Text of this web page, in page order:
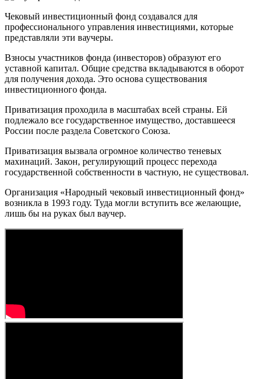
Чековый инвестиционный фонд создавался для
профессионального управления инвестициями, которые
представляли эти ваучеры.
Взносы участников фонда (инвесторов) образуют его
уставной капитал. Общие средства вкладываются в оборот
для получения дохода. Это основа существования
инвестиционного фонда.
Приватизация проходила в масштабах всей страны. Ей
подлежало все государственное имущество, доставшееся
России после раздела Советского Союза.
Приватизация вызвала огромное количество теневых
махинаций. Закон, регулирующий процесс перехода
государственной собственности в частную, не существовал.
Организация «Народный чековый инвестиционный фонд»
возникла в 1993 году. Туда могли вступить все желающие,
лишь бы на руках был ваучер.